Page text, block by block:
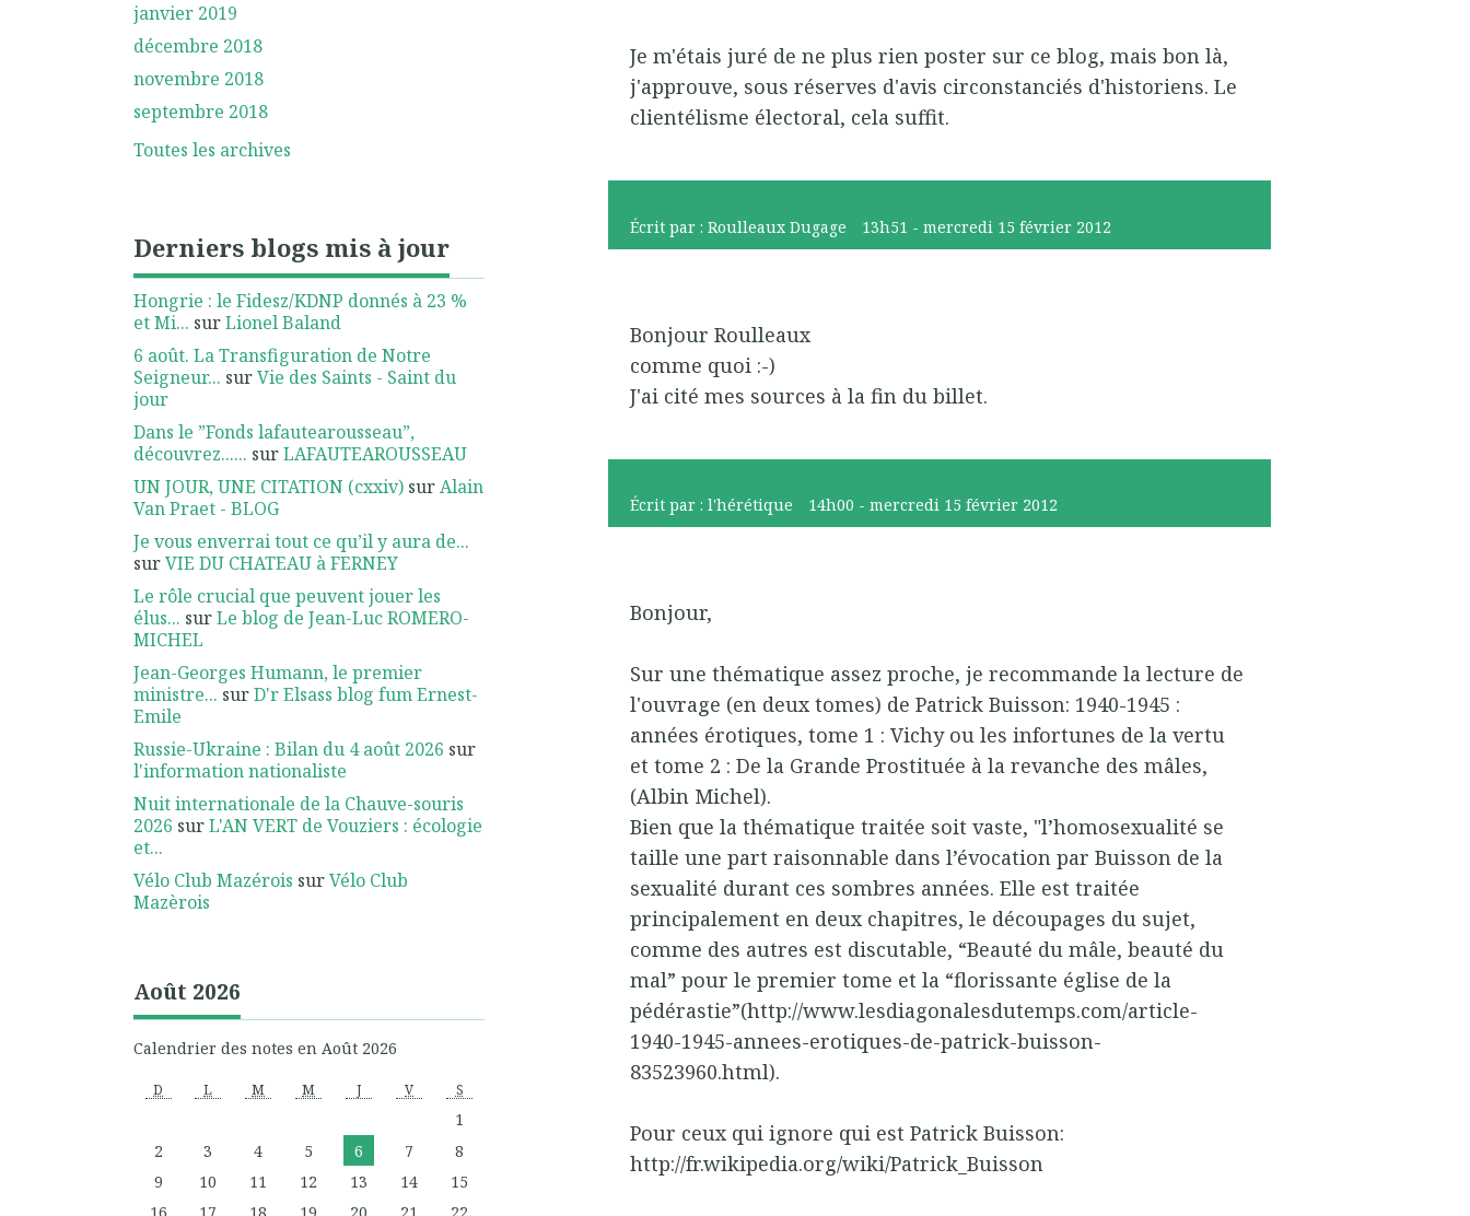
janvier 2019
décembre 2018
novembre 2018
septembre 2018
Toutes les archives
Derniers blogs mis à jour
Hongrie : le Fidesz/KDNP donnés à 23 %
et Mi... surLionel Baland
6 août. La Transfiguration de Notre
Seigneur... surVie des Saints - Saint du
jour
Dans le ”Fonds lafautearousseau”,
découvrez...... surLAFAUTEAROUSSEAU
UN JOUR, UNE CITATION (cxxiv) surAlain
Van Praet - BLOG
Je vous enverrai tout ce qu’il y aura de...
surVIE DU CHATEAU à FERNEY
Le rôle crucial que peuvent jouer les
élus... surLe blog de Jean-Luc ROMERO-
MICHEL
Jean-Georges Humann, le premier
ministre... surD'r Elsass blog fum Ernest-
Emile
Russie-Ukraine : Bilan du 4 août 2026 sur
l'information nationaliste
Nuit internationale de la Chauve-souris
2026 surL'AN VERT de Vouziers : écologie
et...
Vélo Club Mazérois surVélo Club
Mazèrois
Août 2026
Calendrier des notes en Août 2026
D L M M J V S
1
2
3 4 5 6 7
8
9
10 11 12 13 14
15
Je m'étais juré de ne plus rien poster sur ce blog, mais bon là,
j'approuve, sous réserves d'avis circonstanciés d'historiens. Le
clientélisme électoral, cela suffit.
Écrit par :Roulleaux Dugage 13h51 -mercredi 15 février 2012
Bonjour Roulleaux
comme quoi :-)
J'ai cité mes sources à la fin du billet.
Écrit par :l'hérétique 14h00 -mercredi 15 février 2012
Bonjour,
Sur une thématique assez proche, je recommande la lecture de
l'ouvrage (en deux tomes) de Patrick Buisson: 1940-1945 :
années érotiques, tome 1 : Vichy ou les infortunes de la vertu
et tome 2 : De la Grande Prostituée à la revanche des mâles,
(Albin Michel).
Bien que la thématique traitée soit vaste, "l’homosexualité se
taille une part raisonnable dans l’évocation par Buisson de la
sexualité durant ces sombres années. Elle est traitée
principalement en deux chapitres, le découpages du sujet,
comme des autres est discutable, “Beauté du mâle, beauté du
mal” pour le premier tome et la “florissante église de la
pédérastie”(http://www.lesdiagonalesdutemps.com/article-
1940-1945-annees-erotiques-de-patrick-buisson-
83523960.html).
Pour ceux qui ignore qui est Patrick Buisson:
http://fr.wikipedia.org/wiki/Patrick_Buisson